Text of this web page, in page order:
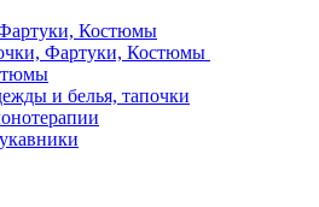
Костюмы
Фартуки, Костюмы
и белья, тапочки